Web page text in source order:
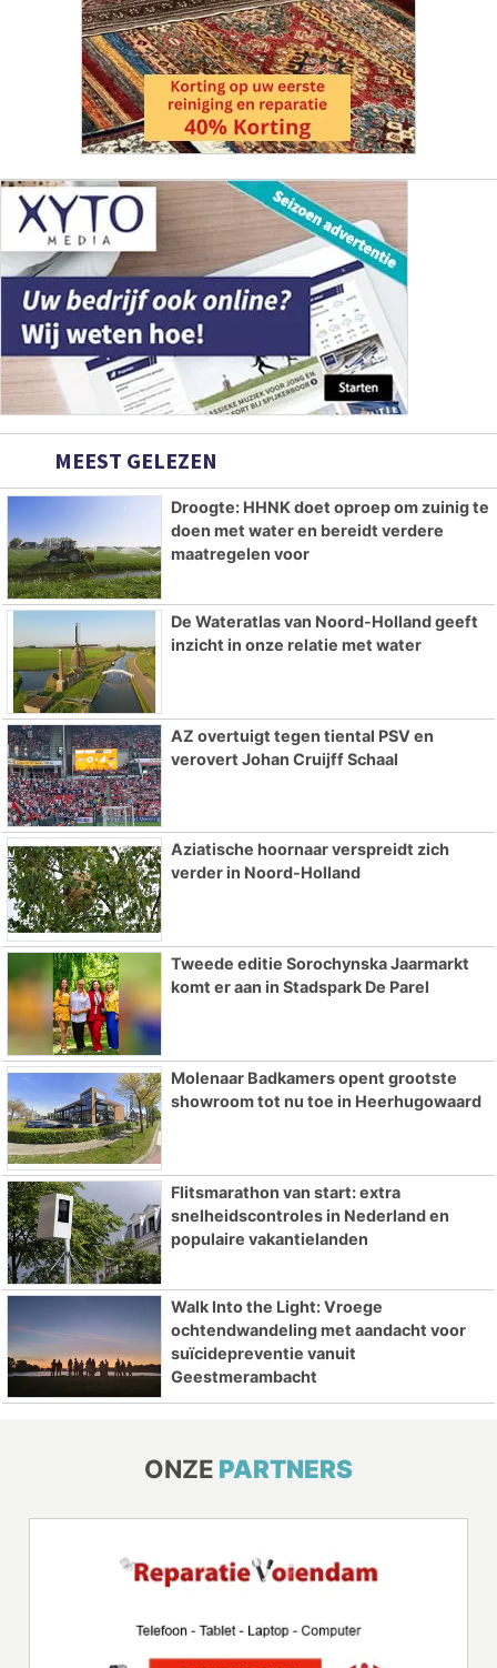
MEEST GELEZEN
Droogte: HHNK doet oproep om zuinig te
doen met water en bereidt verdere
maatregelen voor
De Wateratlas van Noord-Holland geeft
inzicht in onze relatie met water
AZ overtuigt tegen tiental PSV en
verovert Johan Cruijff Schaal
Aziatische hoornaar verspreidt zich
verder in Noord-Holland
Tweede editie Sorochynska Jaarmarkt
komt er aan in Stadspark De Parel
Molenaar Badkamers opent grootste
showroom tot nu toe in Heerhugowaard
Flitsmarathon van start: extra
snelheidscontroles in Nederland en
populaire vakantielanden
Walk Into the Light: Vroege
ochtendwandeling met aandacht voor
suïcidepreventie vanuit
Geestmerambacht
ONZE PARTNERS